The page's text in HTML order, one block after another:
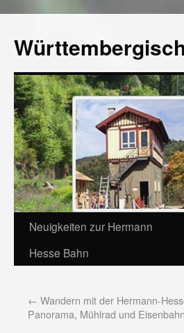
Neuigkeiten zur Hermann
Hesse Bahn
← Wandern mit der Hermann-
Panorama, Mühlrad und